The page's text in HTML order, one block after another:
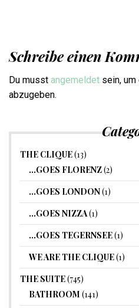
Schreibe einen
Du musst angemeldet sein,
abzugeben.
THE CLIQUE(13)
…GOES FLORENZ(2)
…GOES LONDON(1)
…GOES NIZZA(1)
…GOES TEGERNSEE(1)
WE ARE THE CLIQUE(1)
THE SUITE(745)
BATHROOM (141)